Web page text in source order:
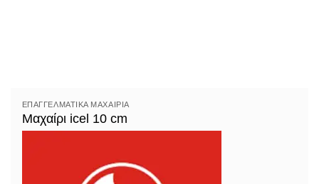
ΕΠΑΓΓΕΛΜΑΤΙΚΆ ΜΑΧΑΊΡΙΑ
Μαχαίρι icel 10 cm